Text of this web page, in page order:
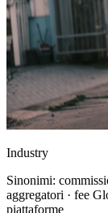
Industry
Sinonimi:
aggregatori · fee
piattaforme